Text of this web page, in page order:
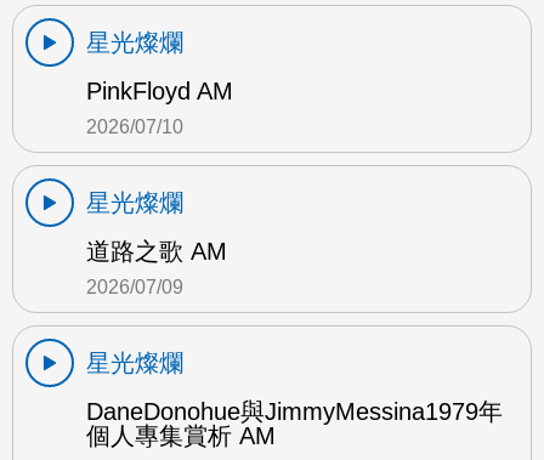
星光燦爛
PinkFloyd AM
2026/07/10
星光燦爛
道路之歌 AM
2026/07/09
星光燦爛
DaneDonohue與JimmyMessina1979年
個人專集賞析 AM